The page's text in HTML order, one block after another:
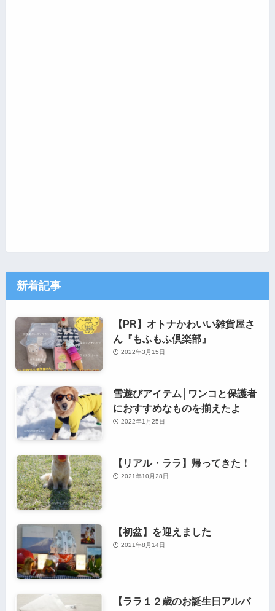
新着記事
【PR】オトナかわいい雑貨屋さ
ん『もふもふ倶楽部』
2022年3月15日
雪遊びアイテム│ワンコと保護者
におすすめなものを揃えたよ
2022年1月25日
【リアル・ララ】帰ってきた！
2021年10月28日
【初盆】を迎えました
2021年8月14日
【ララ１２歳のお誕生日アルバ